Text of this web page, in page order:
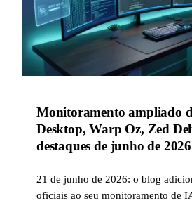
Monitoramento ampliado
Desktop, Warp Oz, Zed
destaques de junho de 2026
21 de junho de 2026: o blog
oficiais ao seu monitoramento de